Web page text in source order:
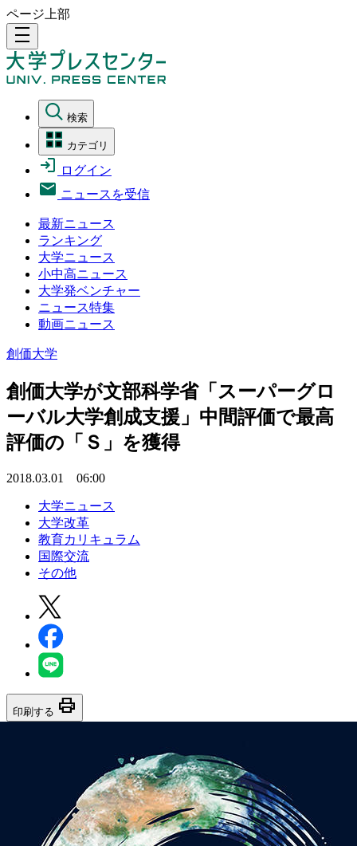
ページ上部
density_medium
検索
カテゴリ
ログイン
ニュースを受信
最新ニュース
ランキング
大学ニュース
小中高ニュース
大学発ベンチャー
ニュース特集
動画ニュース
創価大学
創価大学が文部科学省「スーパーグロ
ーバル大学創成支援」中間評価で最高
評価の「Ｓ」を獲得
2018.03.01 06:00
大学ニュース
大学改革
教育カリキュラム
国際交流
その他
印刷する print